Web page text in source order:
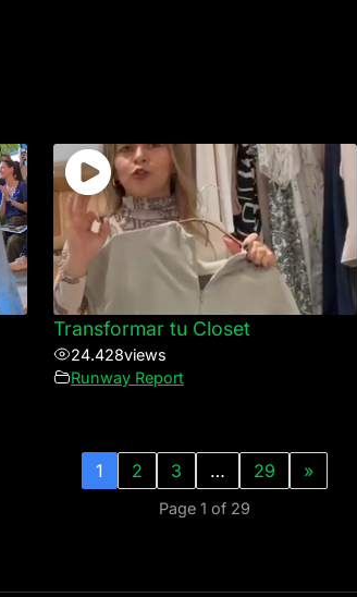
Transformar tu Closet
24.428views
Runway Report
1 2 3 … 29 »
Page 1 of 29